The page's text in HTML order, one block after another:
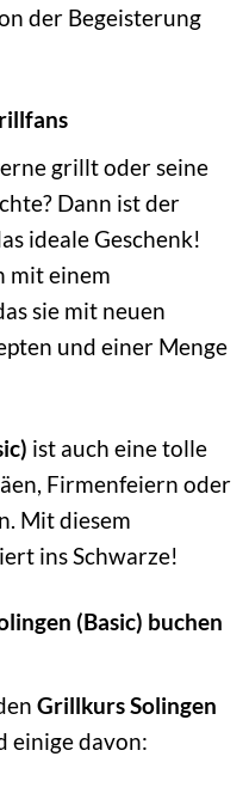
der Begeisterung
grillt oder seine
Dann ist der
ideale Geschenk!
mit einem
sie mit neuen
und einer Menge
ist auch eine tolle
Firmenfeiern oder
Mit diesem
ins Schwarze!
(Basic) buchen
Grillkurs Solingen
einige davon: